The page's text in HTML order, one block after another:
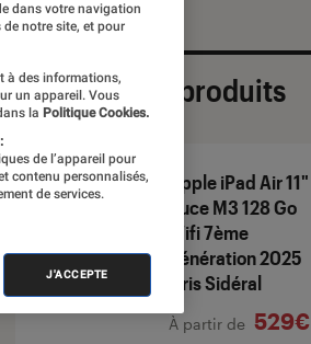
Sélection de produits
Apple iPad Air 11"
Puce M3 128 Go
Wifi 7ème
génération 2025
Gris Sidéral
À partir de 529€
dans votre navigation
notre site, et pour
à des informations,
un appareil. Vous
la Politique Cookies.
de l’appareil pour
contenu personnalisés,
de services.
J'ACCEPTE